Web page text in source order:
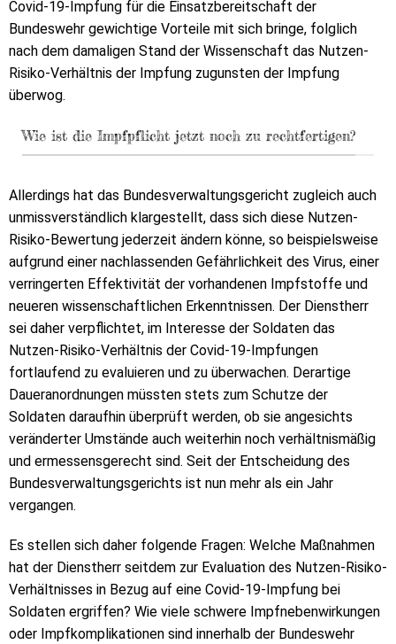
Covid-19-Impfung für die Einsatzbereitschaft der
Bundeswehr gewichtige Vorteile mit sich bringe, folglich
nach dem damaligen Stand der Wissenschaft das Nutzen-
Risiko-Verhältnis der Impfung zugunsten der Impfung
überwog.
Wie ist die Impfpflicht jetzt noch zu rechtfertigen?
Allerdings hat das Bundesverwaltungsgericht zugleich auch
unmissverständlich klargestellt, dass sich diese Nutzen-
Risiko-Bewertung jederzeit ändern könne, so beispielsweise
aufgrund einer nachlassenden Gefährlichkeit des Virus, einer
verringerten Effektivität der vorhandenen Impfstoffe und
neueren wissenschaftlichen Erkenntnissen. Der Dienstherr
sei daher verpflichtet, im Interesse der Soldaten das
Nutzen-Risiko-Verhältnis der Covid-19-Impfungen
fortlaufend zu evaluieren und zu überwachen. Derartige
Daueranordnungen müssten stets zum Schutze der
Soldaten daraufhin überprüft werden, ob sie angesichts
veränderter Umstände auch weiterhin noch verhältnismäßig
und ermessensgerecht sind. Seit der Entscheidung des
Bundesverwaltungsgerichts ist nun mehr als ein Jahr
vergangen.
Es stellen sich daher folgende Fragen: Welche Maßnahmen
hat der Dienstherr seitdem zur Evaluation des Nutzen-Risiko-
Verhältnisses in Bezug auf eine Covid-19-Impfung bei
Soldaten ergriffen? Wie viele schwere Impfnebenwirkungen
oder Impfkomplikationen sind innerhalb der Bundeswehr